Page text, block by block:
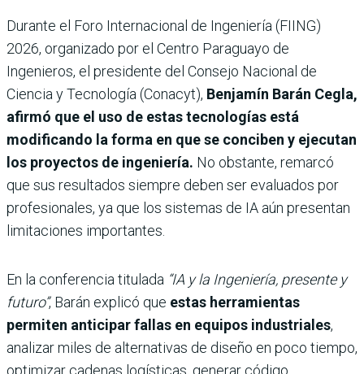
Durante el Foro Internacional de Ingeniería (FIING)
2026, organizado por el Centro Paraguayo de
Ingenieros, el presidente del Consejo Nacional de
Ciencia y Tecnología (Conacyt), Benjamín Barán Cegla,
afirmó que el uso de estas tecnologías está
modificando la forma en que se conciben y ejecutan
los proyectos de ingeniería. No obstante, remarcó
que sus resultados siempre deben ser evaluados por
profesionales, ya que los sistemas de IA aún presentan
limitaciones importantes.
En la conferencia titulada “IA y la Ingeniería, presente y
futuro”, Barán explicó que estas herramientas
permiten anticipar fallas en equipos industriales,
analizar miles de alternativas de diseño en poco tiempo,
optimizar cadenas logísticas, generar código